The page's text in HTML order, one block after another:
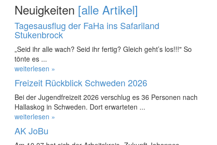
Neuigkeiten [alle Artikel]
Tagesausflug der FaHa ins Safariland
Stukenbrock
„Seid ihr alle wach? Seid ihr fertig? Gleich geht’s los!!!" So
tönte es ...
weiterlesen »
Freizeit Rückblick Schweden 2026
Bei der Jugendfreizeit 2026 verschlug es 36 Personen nach
Hallaskog in Schweden. Dort erwarteten ...
weiterlesen »
AK JoBu